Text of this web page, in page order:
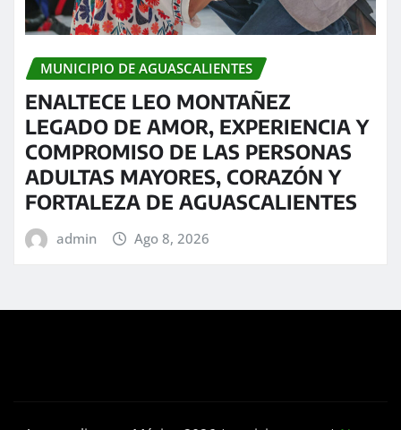
MUNICIPIO DE AGUASCALIENTES
ENALTECE LEO MONTAÑEZ
LEGADO DE AMOR, EXPERIENCIA Y
COMPROMISO DE LAS PERSONAS
ADULTAS MAYORES, CORAZÓN Y
FORTALEZA DE AGUASCALIENTES
admin Ago 8, 2026